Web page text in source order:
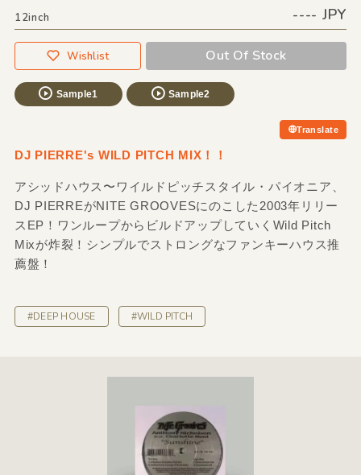
12inch ---- JPY
Wishlist Out Of Stock
Sample1 Sample2
Translate
DJ PIERRE's WILD PITCH MIX！！
アシッドハウス〜ワイルドピッチスタイル・パイオニア、
DJ PIERREがNITE GROOVESにのこした2003年リリー
スEP！ワンループからビルドアップしていくWild Pitch
Mixが炸裂！シンプルでストロングなファンキーハウス推
薦盤！
#DEEP HOUSE #WILD PITCH